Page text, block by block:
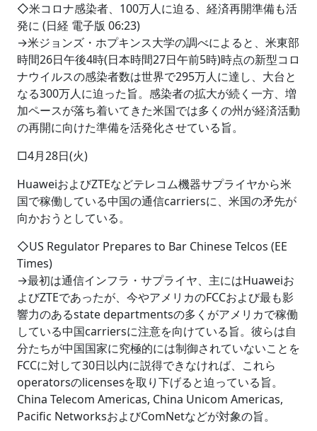
◇米コロナ感染者、100万人に迫る、経済再開準備も活
発に (日経 電子版 06:23)
→米ジョンズ・ホプキンス大学の調べによると、米東部
時間26日午後4時(日本時間27日午前5時)時点の新型コロ
ナウイルスの感染者数は世界で295万人に達し、大台と
なる300万人に迫った旨。感染者の拡大が続く一方、増
加ペースが落ち着いてきた米国では多くの州が経済活動
の再開に向けた準備を活発化させている旨。
□4月28日(火)
HuaweiおよびZTEなどテレコム機器サプライヤから米
国で稼働している中国の通信carriersに、米国の矛先が
向かおうとしている。
◇US Regulator Prepares to Bar Chinese Telcos (EE
Times)
→最初は通信インフラ・サプライヤ、主にはHuaweiお
よびZTEであったが、今やアメリカのFCCおよび最も影
響力のあるstate departmentsの多くがアメリカで稼働
している中国carriersに注意を向けている旨。彼らは自
分たちが中国国家に究極的には制御されていないことを
FCCに対して30日以内に説得できなければ、これら
operatorsのlicensesを取り下げると迫っている旨。
China Telecom Americas, China Unicom Americas,
Pacific NetworksおよびComNetなどが対象の旨。